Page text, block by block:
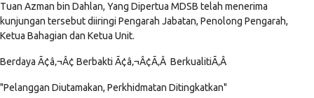
Tuan Azman bin Dahlan, Yang Dipertua MDSB telah menerima
kunjungan tersebut diiringi Pengarah Jabatan, Penolong Pengarah,
Ketua Bahagian dan Ketua Unit.
Berdaya Ã¢â‚¬Â¢ Berbakti Ã¢â‚¬Â¢Ã‚Â BerkualitiÃ‚Â
"Pelanggan Diutamakan, Perkhidmatan Ditingkatkan"